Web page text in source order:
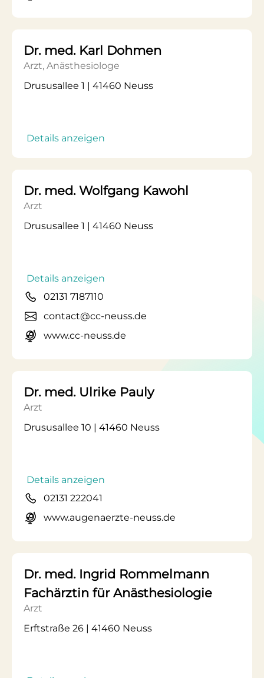
Dr. med. Karl Dohmen
Arzt, Anästhesiologe
Drususallee 1 | 41460 Neuss
Details anzeigen
Dr. med. Wolfgang Kawohl
Arzt
Drususallee 1 | 41460 Neuss
Details anzeigen
02131 7187110
contact@cc-neuss.de
www.cc-neuss.de
Dr. med. Ulrike Pauly
Arzt
Drususallee 10 | 41460 Neuss
Details anzeigen
02131 222041
www.augenaerzte-neuss.de
Dr. med. Ingrid Rommelmann
Fachärztin für Anästhesiologie
Arzt
Erftstraße 26 | 41460 Neuss